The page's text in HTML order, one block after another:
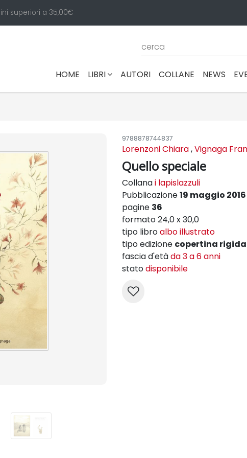
superiori a 35,00€
HOME (CURRENT)
LIBRI AUTORI COLLANE NEWS
9788878744837
Lorenzoni Chiara,Vignaga
Quello speciale
Collanai lapislazzuli
Pubblicazione19 maggio 2016
pagine 36
formato 24,0 x 30,0
tipo libroalbo illustrato
tipo edizione copertina rigida
fascia d'etàda 3 a 6 anni
statodisponibile